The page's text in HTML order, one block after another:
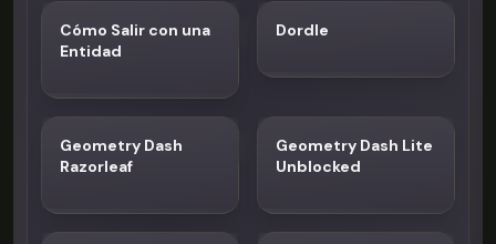
Cómo Salir con una
Entidad
Dordle
Geometry Dash
Razorleaf
Geometry Dash Lite
Unblocked